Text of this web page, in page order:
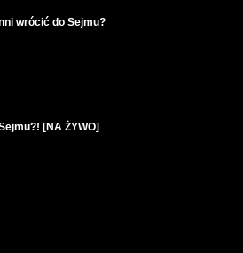
wrócić do Sejmu?
[NA ŻYWO]